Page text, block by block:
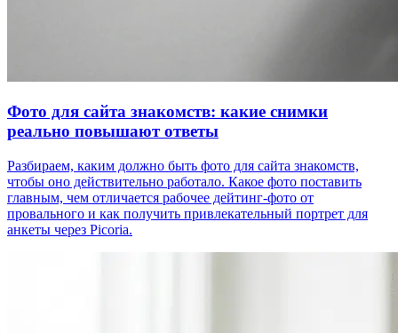
Фото для сайта знакомств: какие снимки
реально повышают ответы
Разбираем, каким должно быть фото для сайта знакомств,
чтобы оно действительно работало. Какое фото поставить
главным, чем отличается рабочее дейтинг-фото от
провального и как получить привлекательный портрет для
анкеты через Picoria.